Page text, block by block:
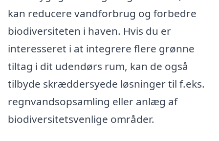
kan reducere vandforbrug og forbedre
biodiversiteten i haven. Hvis du er
interesseret i at integrere flere grønne
tiltag i dit udendørs rum, kan de også
tilbyde skræddersyede løsninger til f.eks.
regnvandsopsamling eller anlæg af
biodiversitetsvenlige områder.